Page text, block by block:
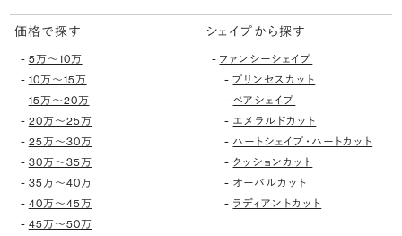
価格で探す
- 5万〜10万
- 10万〜15万
- 15万〜20万
- 20万〜25万
- 25万〜30万
- 30万〜35万
- 35万〜40万
- 40万〜45万
- 45万〜50万
シェイプから探す
- ファンシーシェイプ
-プリンセスカット
- ペアシェイプ
- エメラルドカット
- ハートシェイプ・ハートカット
- クッションカット
- オーバルカット
- ラディアントカット